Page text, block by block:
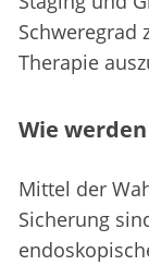
Schweregrad
Therapie
Wie
Mittel der
Sicherung